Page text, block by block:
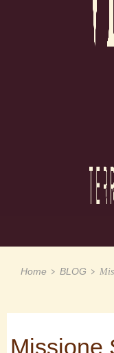
Home BLOG
Missione